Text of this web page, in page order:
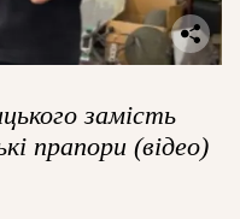
замість
прапори (відео)